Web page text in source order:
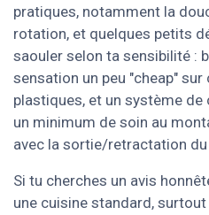
pratiques, notamment la
rotation, et quelques petits
saouler selon ta sensibilité :
sensation un peu "cheap"
plastiques, et un système
un minimum de soin au
avec la sortie/retractation du
Si tu cherches un avis
une cuisine standard,